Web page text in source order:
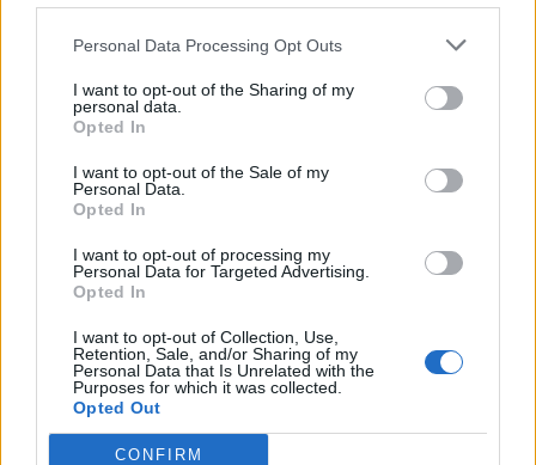
Personal Data Processing Opt Outs
I want to opt-out of the Sharing of my
personal data.
Opted In
I want to opt-out of the Sale of my
Personal Data.
Opted In
I want to opt-out of processing my
Personal Data for Targeted Advertising.
Opted In
I want to opt-out of Collection, Use,
Retention, Sale, and/or Sharing of my
Personal Data that Is Unrelated with the
Purposes for which it was collected.
Opted Out
CONFIRM
brigáda dotace František Bártík
odpad
Bazén čeká jarní úklid
FOTOGALERIE: Výtěžek
Velikonočního tvoření jde na